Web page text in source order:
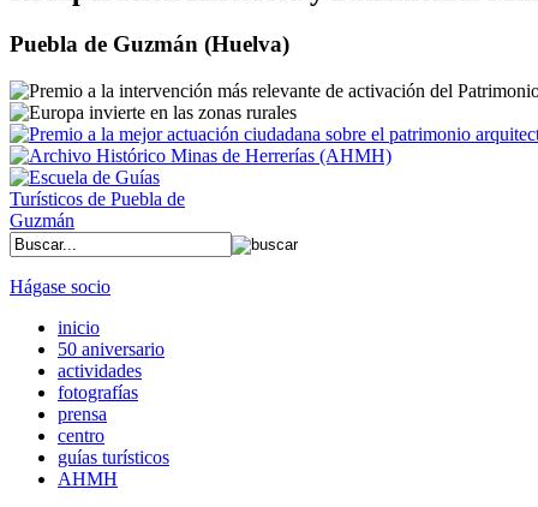
Puebla de Guzmán (Huelva)
Hágase socio
inicio
50 aniversario
actividades
fotografías
prensa
centro
guías turísticos
AHMH